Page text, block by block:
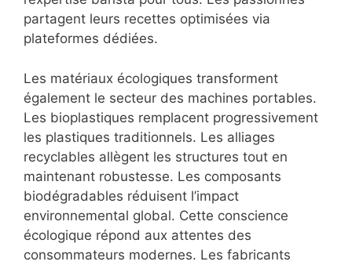
partagent leurs recettes optimisées via
plateformes dédiées.
Les matériaux écologiques transforment
également le secteur des machines portables.
Les bioplastiques remplacent progressivement
les plastiques traditionnels. Les alliages
recyclables allègent les structures tout en
maintenant robustesse. Les composants
biodégradables réduisent l’impact
environnemental global. Cette conscience
écologique répond aux attentes des
consommateurs modernes. Les fabricants